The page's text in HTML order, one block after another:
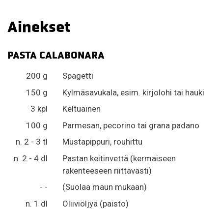
Ainekset
PASTA CALABONARA
200 g
Spagetti
150 g
Kylmäsavukala, esim. kirjolohi tai hauki
3 kpl
Keltuainen
100 g
Parmesan, pecorino tai grana padano
n. 2 - 3 tl
Mustapippuri, rouhittu
n. 2 - 4 dl
Pastan keitinvettä (kermaiseen
rakenteeseen riittävästi)
- -
(Suolaa maun mukaan)
n. 1 dl
Oliiviöljyä (paisto)